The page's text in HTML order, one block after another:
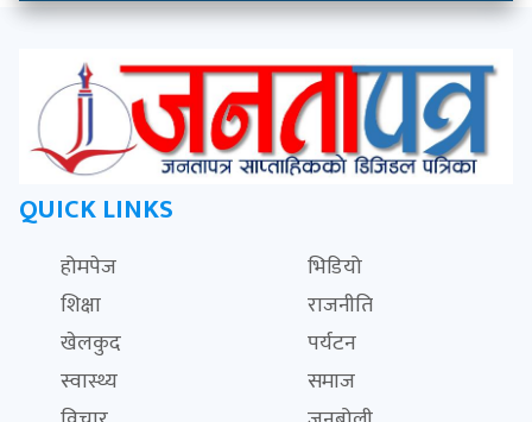
QUICK LINKS
होमपेज
भिडियो
शिक्षा
राजनीति
खेलकुद
पर्यटन
स्वास्थ्य
समाज